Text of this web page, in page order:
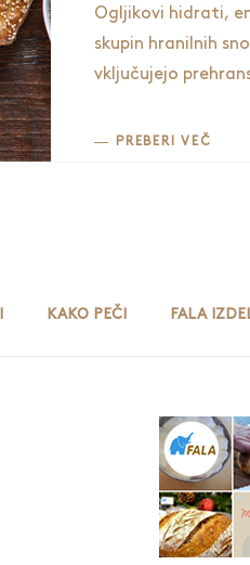
Ogljikovi hidrati,
skupin hranilnih
vključujejo
PREBERI VEČ
KAKO PEČI FALA